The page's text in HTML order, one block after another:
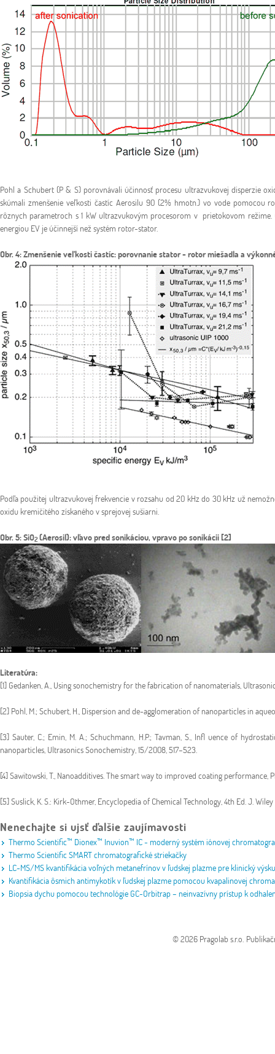
Pohl a Schubert (P & S) porovnávali účinnosť procesu ultrazvukovej disperzie
skúmali zmenšenie veľkosti častíc Aerosilu 90 (2% hmotn.) vo vode pomocou
rôznych parametroch s 1 kW ultrazvukovým procesorom v prietokovom
energiou EV je účinnejší než systém rotor-stator.
Obr. 4: Zmenšenie veľkosti častíc: porovnanie stator - rotor miešadla a
Podľa použitej ultrazvukovej frekvencie v rozsahu od 20 kHz do 30 kHz už
oxidu kremičitého získaného v sprejovej sušiarni.
Obr. 5: SiO2(Aerosil): vľavo pred sonikáciou, vpravo po sonikácii [2]
Literatúra:
[1] Gedanken, A., Using sonochemistry for the fabrication of nanomaterials,
[2] Pohl, M.; Schubert, H., Dispersion and de-agglomeration of nanoparticles in
[3] Sauter, C.; Emin, M. A.; Schuchmann, H.P.; Tavman, S., Infl uence of
nanoparticles, Ultrasonics Sonochemistry, 15/2008, 517–523.
[4] Sawitowski, T., Nanoadditives. The smart way to improved coating performance,
[5] Suslick, K. S.: Kirk-Othmer, Encyclopedia of Chemical Technology, 4th Ed. J. Wiley
Nenechajte si ujsť ďalšie zaujímavosti
Thermo Scientific™ Dionex™ Inuvion™ IC - moderný systém iónovej
Thermo Scientific SMART chromatografické striekačky
LC-MS/MS kvantifikácia voľných metanefrínov v ľudskej plazme pre klinický
Kvantifikácia ôsmich antimykotík v ľudskej plazme pomocou kvapalinovej
Biopsia dychu pomocou technológie GC-Orbitrap – neinvazívny prístup k
© 2026 Pragolab s.r.o.